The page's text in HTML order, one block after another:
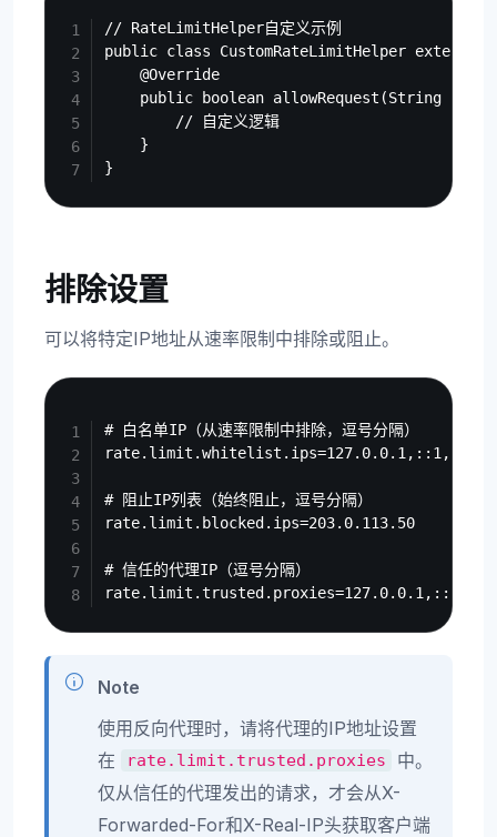
// RateLimitHelper自定义示例
public class CustomRateLimitHelper extends
    @Override
    public boolean allowRequest(String ip) {
        // 自定义逻辑
    }
排除设置
可以将特定IP地址从速率限制中排除或阻止。
# 白名单IP（从速率限制中排除，逗号分隔）
# 阻止IP列表（始终阻止，逗号分隔）
rate.limit.blocked.ips=203.0.113.50
# 信任的代理IP（逗号分隔）
Note
使用反向代理时，请将代理的IP地址设置
在
rate.limit.trusted.proxies
中。
仅从信任的代理发出的请求，才会从X-
Forwarded-For和X-Real-IP头获取客户端